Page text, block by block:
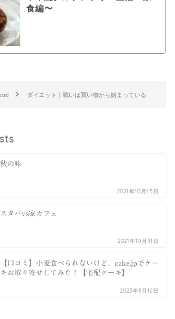
食編〜
ダイエット｜戦いは買い物から始まっている
秋の味
2021年10月15日
スタバvs家カフェ
2021年10月31日
【口コミ】小麦食べられないけど、cake.jpでケー
キお取り寄せしてみた！【宅配ケーキ】
2023年9月16日